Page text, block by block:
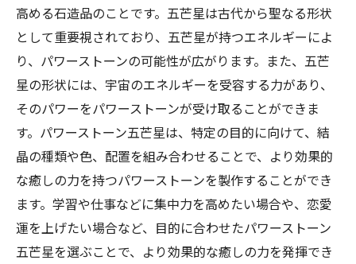
高める石造品のことです。五芒星は古代から聖なる形状
として重要視されており、五芒星が持つエネルギーによ
り、パワーストーンの可能性が広がります。また、五芒
星の形状には、宇宙のエネルギーを受容する力があり、
そのパワーをパワーストーンが受け取ることができま
す。パワーストーン五芒星は、特定の目的に向けて、結
晶の種類や色、配置を組み合わせることで、より効果的
な癒しの力を持つパワーストーンを製作することができ
ます。学習や仕事などに集中力を高めたい場合や、恋愛
運を上げたい場合など、目的に合わせたパワーストーン
五芒星を選ぶことで、より効果的な癒しの力を発揮でき